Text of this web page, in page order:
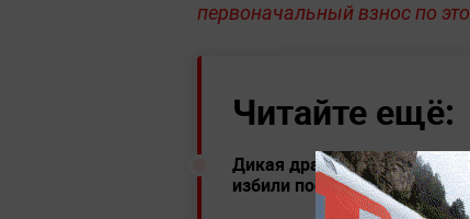
первоначальный взнос по
Читайте ещё:
Дикая драка в Лиге
избили после матча